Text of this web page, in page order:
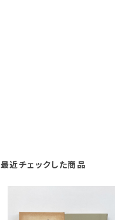
最近チェックした商品